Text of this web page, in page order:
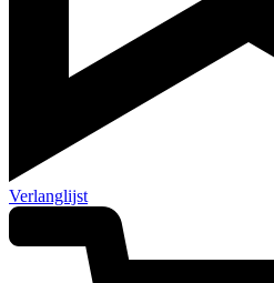
Verlanglijst